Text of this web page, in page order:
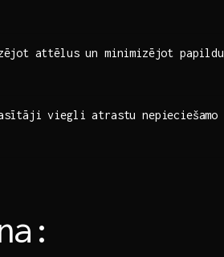
⁤attēlus un minimizējot papildu
viegli atrastu nepieciešamo